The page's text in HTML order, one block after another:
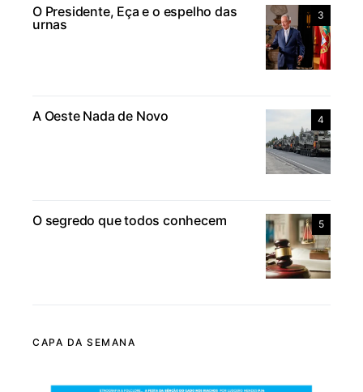
3
O Presidente, Eça e o espelho das
urnas
4
A Oeste Nada de Novo
5
O segredo que todos conhecem
CAPA DA SEMANA